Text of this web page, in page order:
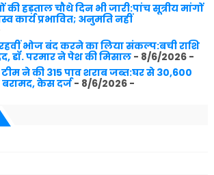
हड़ताल चौथे दिन भी जारी:पांच सूत्रीय मांगों
कार्य प्रभावित; अनुमति नहीं
भोज बंद करने का लिया संकल्प:बची राशि
डॉ. परमार ने पेश की मिसाल- 8/6/2026-
ने की 315 पाव शराब जब्त:घर से 30,600
केस दर्ज- 8/6/2026-